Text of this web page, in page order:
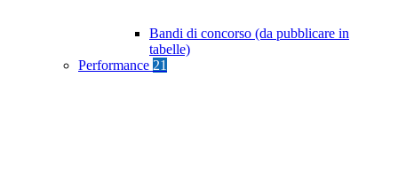
Bandi di concorso (da pubblicare in
tabelle)
Performance 21